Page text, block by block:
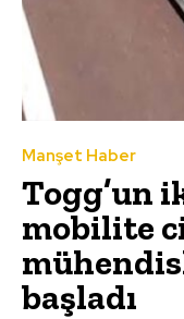
Manşet Haber
Togg’un
mobilite
başladı